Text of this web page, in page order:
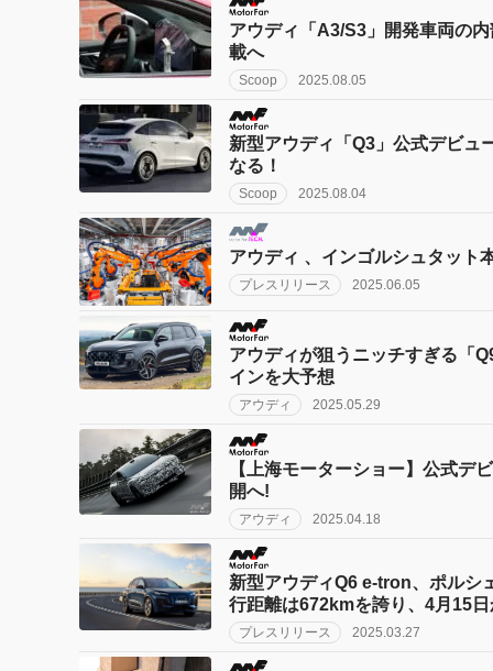
アウディ「A3/S3」開発車両の
載へ
Scoop 2025.08.05
新型アウディ「Q3」公式デビュ
なる！
Scoop 2025.08.04
アウディ 、インゴルシュタット
プレスリリース 2025.06.05
アウディが狙うニッチすぎる「
インを大予想
アウディ 2025.05.29
【上海モーターショー】公式デ
開へ!
アウディ 2025.04.18
新型アウディQ6 e-tron、ポルシ
行距離は672kmを誇り、4月15
プレスリリース 2025.03.27